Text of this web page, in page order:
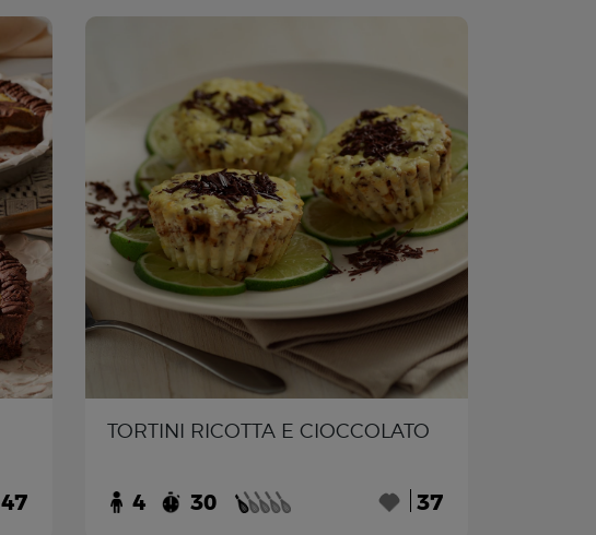
47
TORTINI RICOTTA E CIOCCOLATO
4 30 37